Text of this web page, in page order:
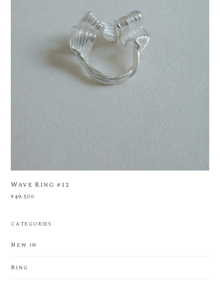
Wave Ring #12
¥49,500
CATEGORIES
New in
Ring